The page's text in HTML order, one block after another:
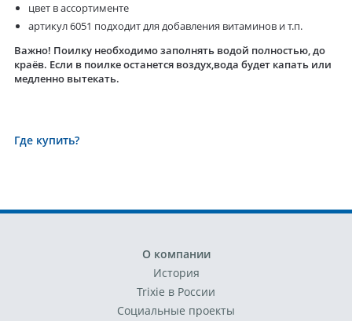
цвет в ассортименте
артикул 6051 подходит для добавления витаминов и т.п.
Важно! Поилку необходимо заполнять водой полностью, до
краёв. Если в поилке останется воздух,вода будет капать или
медленно вытекать.
Где купить?
О компании
История
Trixie в России
Социальные проекты